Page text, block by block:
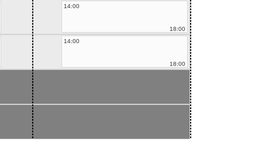
14:00
18:00
14:00
18:00